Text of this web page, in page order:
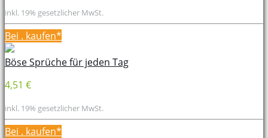
inkl. 19% gesetzlicher MwSt.
Bei . kaufen*
Böse Sprüche für jeden Tag
4,51 €
inkl. 19% gesetzlicher MwSt.
Bei . kaufen*